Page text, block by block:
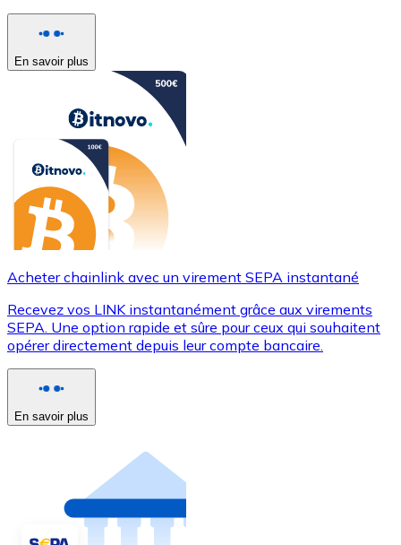
En savoir plus
Acheter chainlink avec un virement SEPA instantané
Recevez vos LINK instantanément grâce aux virements
SEPA. Une option rapide et sûre pour ceux qui souhaitent
opérer directement depuis leur compte bancaire.
En savoir plus